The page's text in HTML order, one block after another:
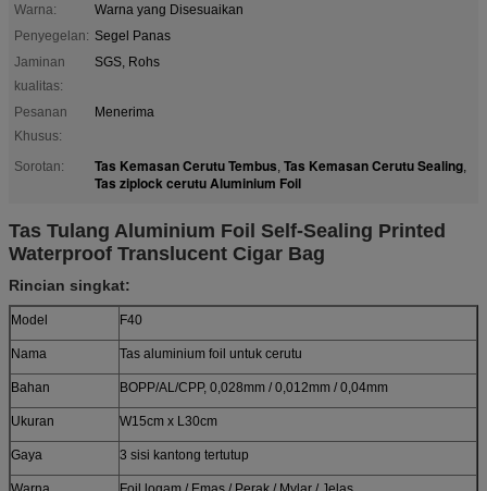
Warna:
Warna yang Disesuaikan
Penyegelan: Segel Panas
Jaminan
kualitas:
SGS, Rohs
Pesanan
Khusus:
Menerima
Sorotan: Tas Kemasan Cerutu Tembus, Tas Kemasan Cerutu Sealing,
Tas ziplock cerutu Aluminium Foil
Tas Tulang Aluminium Foil Self-Sealing Printed
Waterproof Translucent Cigar Bag
Rincian singkat:
Model F40
Nama Tas aluminium foil untuk cerutu
Bahan BOPP/AL/CPP, 0,028mm / 0,012mm / 0,04mm
Ukuran W15cm x L30cm
Gaya 3 sisi kantong tertutup